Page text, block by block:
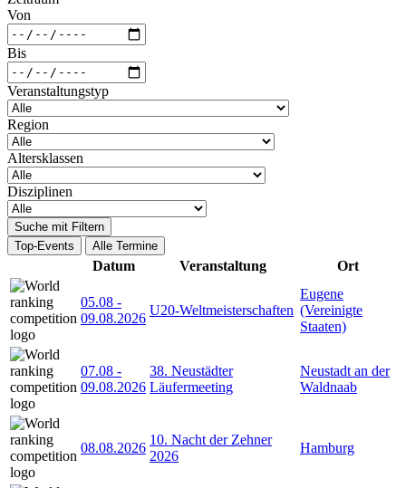
Von
Bis
Veranstaltungstyp
Region
Altersklassen
Disziplinen
Suche mit Filtern
Top-Events
Alle Termine
Datum Veranstaltung Ort
05.08 -
09.08.2026
U20-Weltmeisterschaften
Eugene
(Vereinigte
Staaten)
07.08 -
09.08.2026
38. Neustädter
Läufermeeting
Neustadt an der
Waldnaab
08.08.2026
10. Nacht der Zehner
2026
Hamburg